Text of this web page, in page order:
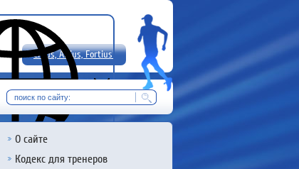
Citius, Altius, Fortius!
RU
О сайте
Кодекс для тренеров